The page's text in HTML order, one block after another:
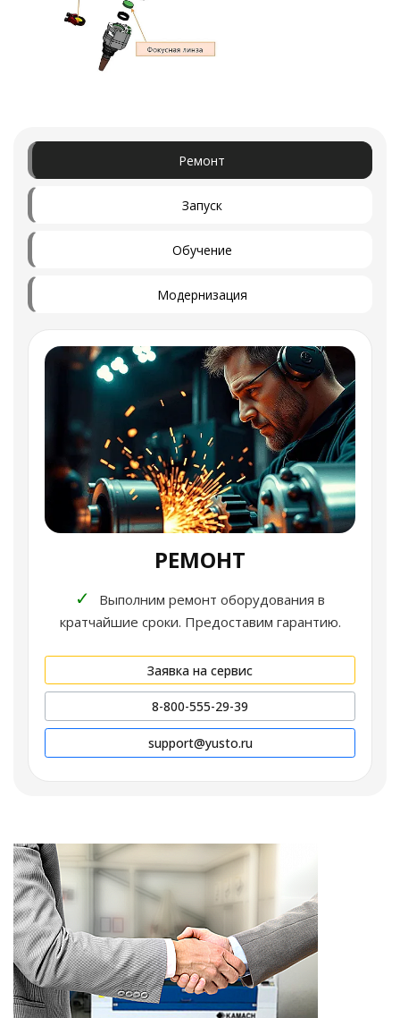
Ремонт
Запуск
Обучение
Модернизация
РЕМОНТ
✓
Выполним ремонт оборудования в
кратчайшие сроки. Предоставим гарантию.
Заявка на сервис
8-800-555-29-39
support@yusto.ru